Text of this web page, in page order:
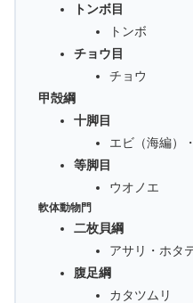
トンボ目
トンボ
チョウ目
チョウ
甲殻綱
十脚目
エビ（海編）
等脚目
ウオノエ
軟体動物門
二枚貝綱
アサリ・ホタ
腹足綱
カタツムリ